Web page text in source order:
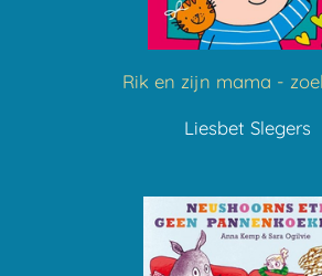
Rik en zijn mama -
Liesbet Slegers